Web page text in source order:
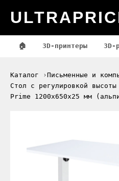
🏠 3D-принтеры 3D-
Каталог
Письменные и
Стол с регулировкой
Prime 1200х650х25 мм